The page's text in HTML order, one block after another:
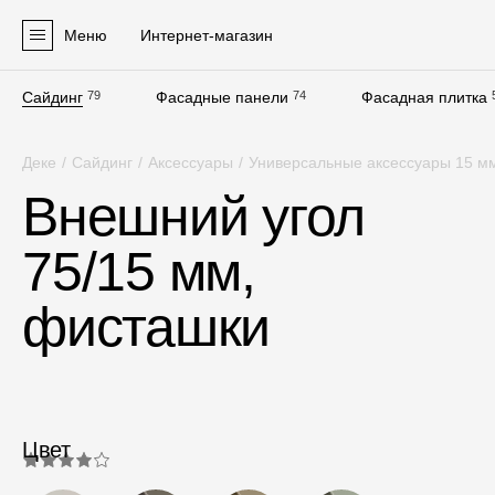
Меню Интернет-магазин
Сайдинг 79 Фасадные панели 74 Фасадная плитка
Сайдинг
Софиты
Фасадная плитка
Деке / Сайдинг / Аксессуары / Универсальные аксессуары 15
Внешний угол
75/15 мм,
фисташки
Цвет